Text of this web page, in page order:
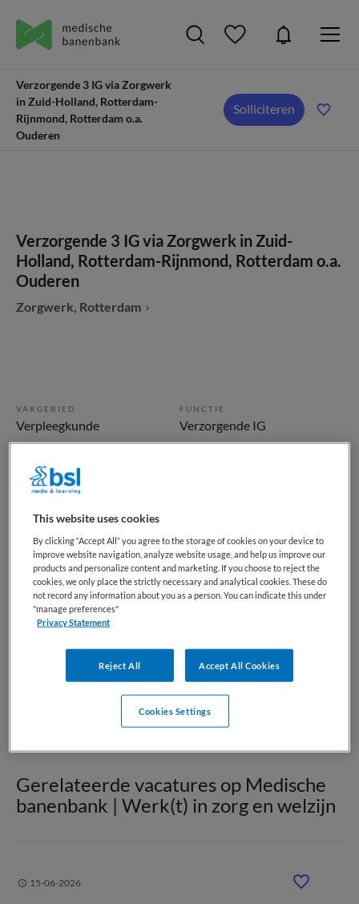
Verzorgende 3 IG via Zorgwerk
in Zuid-Holland, Rotterdam-
Rijnmond, Rotterdam o.a.
Ouderen
Solliciteren
Verzorgende 3 IG via Zorgwerk in Zuid-
Holland, Rotterdam-Rijnmond, Rotterdam o.a.
Ouderen
Zorgwerk, Rotterdam
VAKGEBIED
Verpleegkunde
FUNCTIE
Verzorgende IG
Verpleeghuis
10 oktober 2025
ERVARING
Niet nader bepaald
DIENSTVERBAND
Niet nader bepaald
Vacature niet beschikbaar
Deze vacature Verzorgende 3 IG via Zorgwerk in Zuid-
Holland, Rotterdam-Rijnmond, Rotterdam o.a. Ouderen bij
Zorgwerk is niet meer actueel. Hieronder staan enkele
vergelijkbare vacatures die voor u wellicht interessant zijn.
Gerelateerde vacatures op Medische
banenbank | Werk(t) in zorg en welzijn
15-06-2026
This website uses cookies
By clicking “Accept All” you agree to the storage of cookies on your device to
improve website navigation, analyze website usage, and help us improve our
products and personalize content and marketing. If you choose to reject the
cookies, we only place the strictly necessary and analytical cookies. These do
not record any information about you as a person. You can indicate this under
"manage preferences"
Privacy Statement
Reject All Accept All Cookies
Cookies Settings